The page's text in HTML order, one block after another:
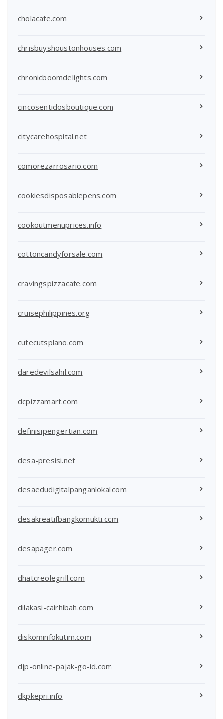
cholacafe.com
chrisbuyshoustonhouses.com
chronicboomdelights.com
cincosentidosboutique.com
citycarehospital.net
comorezarrosario.com
cookiesdisposablepens.com
cookoutmenuprices.info
cottoncandyforsale.com
cravingspizzacafe.com
cruisephilippines.org
cutecutsplano.com
daredevilsahil.com
dcpizzamart.com
definisipengertian.com
desa-presisi.net
desaedudigitalpanganlokal.com
desakreatifbangkomukti.com
desapager.com
dhatcreolegrill.com
dilakasi-cairhibah.com
diskominfokutim.com
djp-online-pajak-go-id.com
dkpkepri.info